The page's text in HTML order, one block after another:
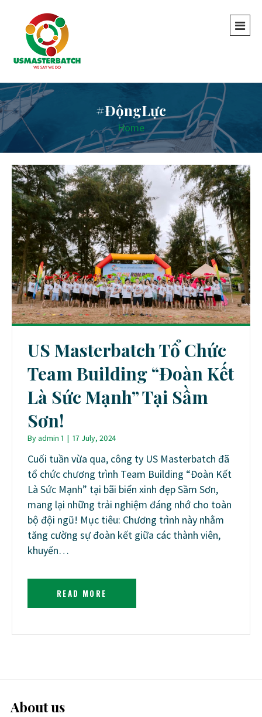
#ĐộngLực
Home
US Masterbatch Tổ Chức
Team Building “Đoàn Kết
Là Sức Mạnh” Tại Sầm
Sơn!
Byadmin 1 | 17 July, 2024
Cuối tuần vừa qua, công ty US Masterbatch đã
tổ chức chương trình Team Building “Đoàn Kết
Là Sức Mạnh” tại bãi biển xinh đẹp Sầm Sơn,
mang lại những trải nghiệm đáng nhớ cho toàn
bộ đội ngũ! Mục tiêu: Chương trình này nhằm
tăng cường sự đoàn kết giữa các thành viên,
khuyến…
READ MORE
About us